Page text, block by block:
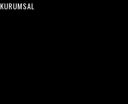
KURUMSAL